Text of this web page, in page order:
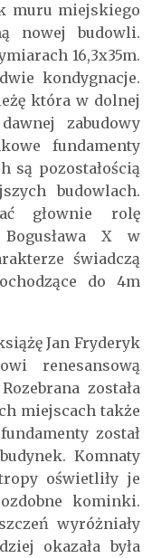
muru miejskiego
nowej budowli.
16,3x35m.
kondygnacje.
która w dolnej
zabudowy
fundamenty
są pozostałością
budowlach.
głownie rolę
X w
świadczą
do 4m
Jan Fryderyk
renesansową
została
miejscach także
został
Komnaty
oświetliły je
kominki.
wyróżniały
okazała była